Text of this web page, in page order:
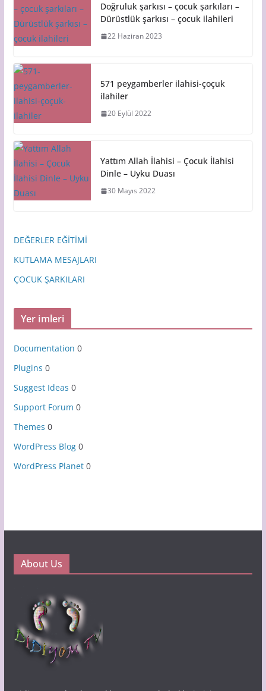
Doğruluk şarkısı – çocuk şarkıları –
Dürüstlük şarkısı – çocuk ilahileri
22 Haziran 2023
571 peygamberler ilahisi-çoçuk
ilahiler
20 Eylül 2022
Yattım Allah İlahisi – Çocuk İlahisi
Dinle – Uyku Duası
30 Mayıs 2022
DEĞERLER EĞİTİMİ
KUTLAMA MESAJLARI
ÇOCUK ŞARKILARI
Yer imleri
Documentation 0
Plugins 0
Suggest Ideas 0
Support Forum 0
Themes 0
WordPress Blog0
WordPress Planet0
About Us